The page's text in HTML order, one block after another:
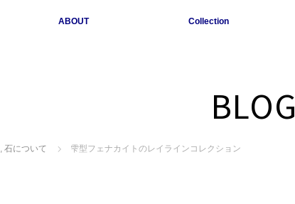
ABOUT Collection
BLOG
, 石について 雫型フェナカイトのレイラインコレクション